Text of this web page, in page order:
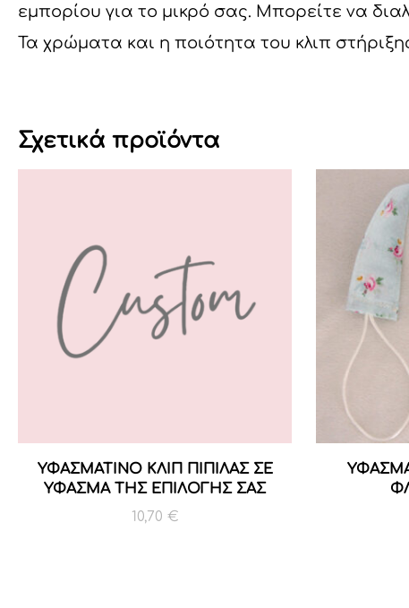
εμπορίου για το μικρό σας. Μπορείτε να
Τα χρώματα και η ποιότητα του κλιπ
Σχετικά προϊόντα
ΥΦΑΣΜΑΤΙΝΟ ΚΛΙΠ ΠΙΠΙΛΑΣ ΣΕ
ΥΦΑΣΜΑ ΤΗΣ ΕΠΙΛΟΓΗΣ ΣΑΣ
10,70 €